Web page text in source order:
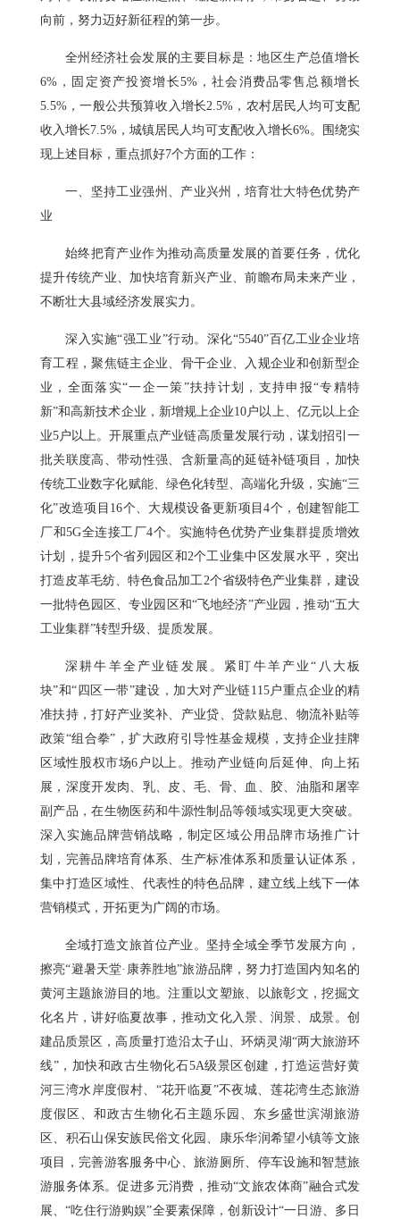
向前，努力迈好新征程的第一步。
全州经济社会发展的主要目标是：地区生产总值增长
6%，固定资产投资增长5%，社会消费品零售总额增长
5.5%，一般公共预算收入增长2.5%，农村居民人均可支配
收入增长7.5%，城镇居民人均可支配收入增长6%。围绕实
现上述目标，重点抓好7个方面的工作：
一、坚持工业强州、产业兴州，培育壮大特色优势产
业
始终把育产业作为推动高质量发展的首要任务，优化
提升传统产业、加快培育新兴产业、前瞻布局未来产业，
不断壮大县域经济发展实力。
深入实施“强工业”行动。深化“5540”百亿工业企业培
育工程，聚焦链主企业、骨干企业、入规企业和创新型企
业，全面落实“一企一策”扶持计划，支持申报“专精特
新”和高新技术企业，新增规上企业10户以上、亿元以上企
业5户以上。开展重点产业链高质量发展行动，谋划招引一
批关联度高、带动性强、含新量高的延链补链项目，加快
传统工业数字化赋能、绿色化转型、高端化升级，实施“三
化”改造项目16个、大规模设备更新项目4个，创建智能工
厂和5G全连接工厂4个。实施特色优势产业集群提质增效
计划，提升5个省列园区和2个工业集中区发展水平，突出
打造皮革毛纺、特色食品加工2个省级特色产业集群，建设
一批特色园区、专业园区和“飞地经济”产业园，推动“五大
工业集群”转型升级、提质发展。
深耕牛羊全产业链发展。紧盯牛羊产业“八大板
块”和“四区一带”建设，加大对产业链115户重点企业的精
准扶持，打好产业奖补、产业贷、贷款贴息、物流补贴等
政策“组合拳”，扩大政府引导性基金规模，支持企业挂牌
区域性股权市场6户以上。推动产业链向后延伸、向上拓
展，深度开发肉、乳、皮、毛、骨、血、胶、油脂和屠宰
副产品，在生物医药和牛源性制品等领域实现更大突破。
深入实施品牌营销战略，制定区域公用品牌市场推广计
划，完善品牌培育体系、生产标准体系和质量认证体系，
集中打造区域性、代表性的特色品牌，建立线上线下一体
营销模式，开拓更为广阔的市场。
全域打造文旅首位产业。坚持全域全季节发展方向，
擦亮“避暑天堂·康养胜地”旅游品牌，努力打造国内知名的
黄河主题旅游目的地。注重以文塑旅、以旅彰文，挖掘文
化名片，讲好临夏故事，推动文化入景、润景、成景。创
建品质景区，高质量打造沿太子山、环炳灵湖“两大旅游环
线”，加快和政古生物化石5A级景区创建，打造运营好黄
河三湾水岸度假村、“花开临夏”不夜城、莲花湾生态旅游
度假区、和政古生物化石主题乐园、东乡盛世滨湖旅游
区、积石山保安族民俗文化园、康乐华润希望小镇等文旅
项目，完善游客服务中心、旅游厕所、停车设施和智慧旅
游服务体系。促进多元消费，推动“文旅农体商”融合式发
展、“吃住行游购娱”全要素保障，创新设计“一日游、多日